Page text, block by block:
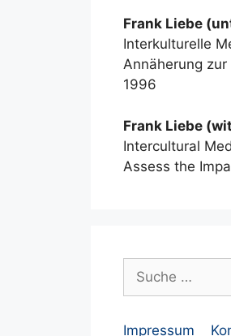
Frank Liebe
Interkulturelle
Annäherung
1996
Frank Liebe
Intercultural
Assess the
nach:
Impressum